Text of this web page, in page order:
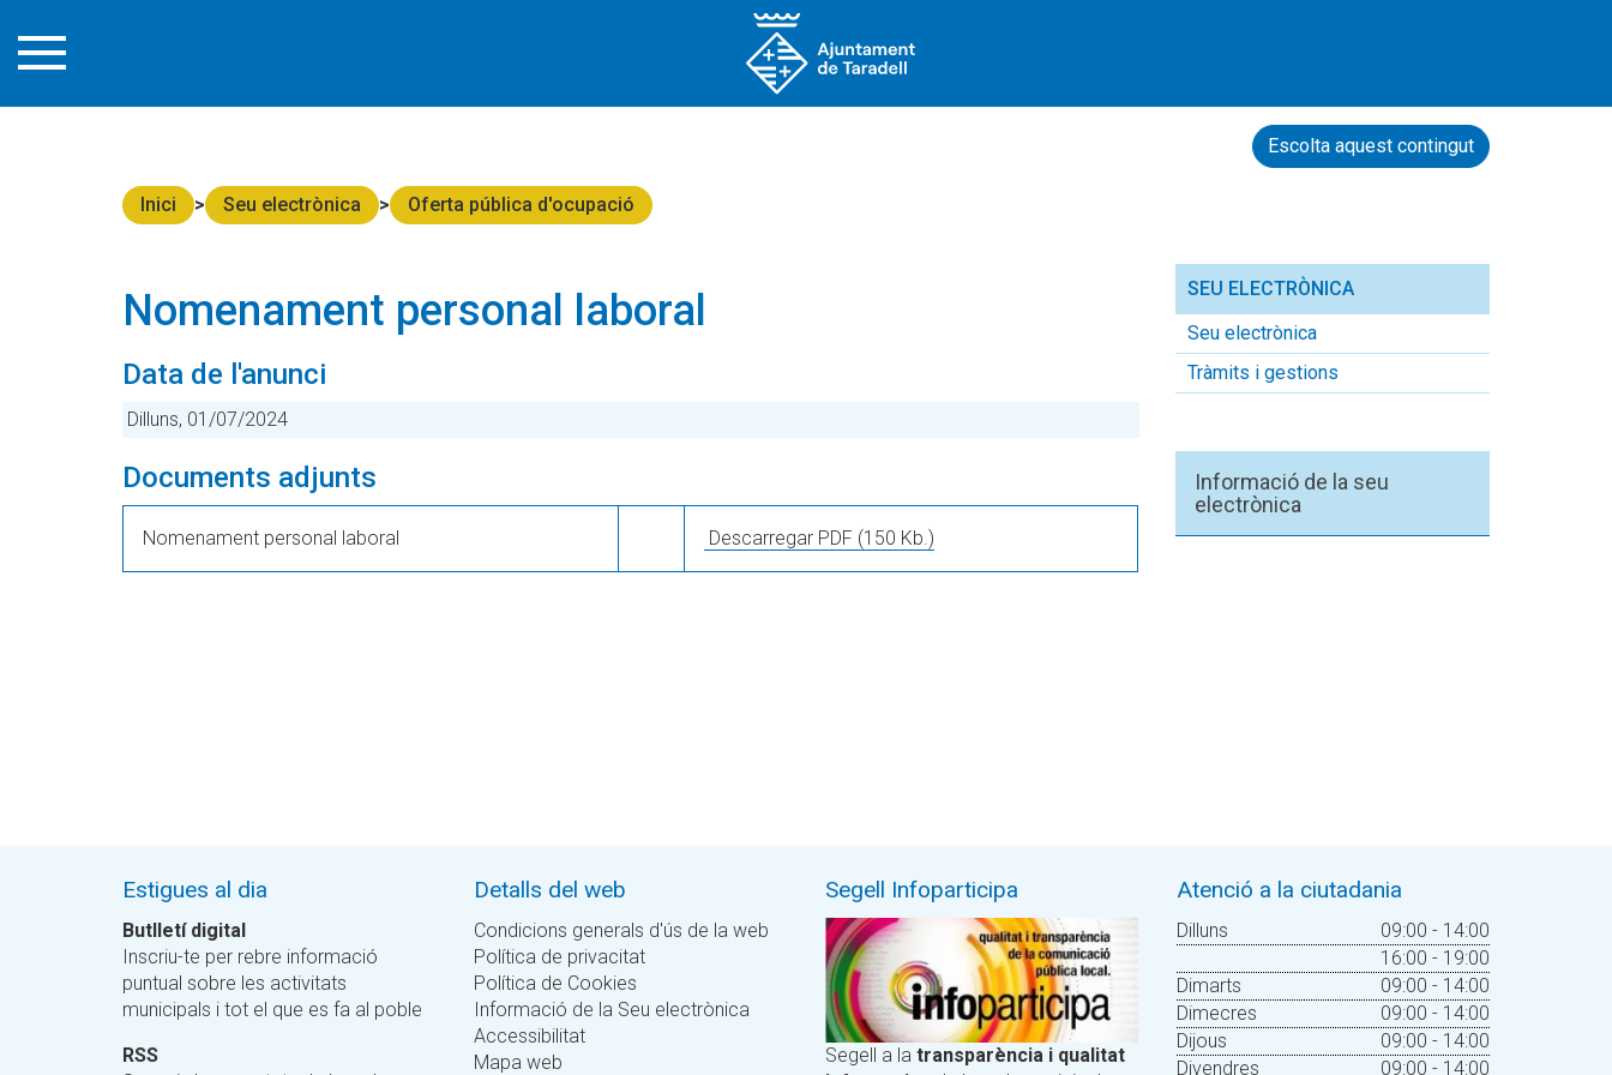
Escolta aquest contingut
Inici Seu electrònica Oferta pública d'ocupació
Nomenament personal laboral
Data de l'anunci
Dilluns, 01/07/2024
Documents adjunts
Nomenament personal laboral Descarregar PDF (150 Kb.)
SEU ELECTRÒNICA
Seu electrònica
Tràmits i gestions
Informació de la seu
electrònica
Estigues al dia
Butlletí digital
Inscriu-te per rebre informació
puntual sobre les activitats
municipals i tot el que es fa al poble
RSS
Detalls del web
Condicions generals d'ús de la web
Política de privacitat
Política de Cookies
Informació de la Seu electrònica
Accessibilitat
Mapa web
Segell Infoparticipa
Segell a la transparència i qualitat
Atenció a la ciutadania
Dilluns
09:00 - 14:00
16:00 - 19:00
Dimarts
09:00 - 14:00
Dimecres
09:00 - 14:00
Dijous
09:00 - 14:00
Divendres
09:00 - 14:00